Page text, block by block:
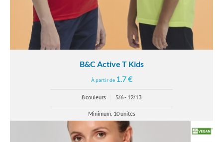
B&C Active T Kids
À partir de 1.7 €
8 couleurs 5/6 - 12/13
Minimum: 10 unités